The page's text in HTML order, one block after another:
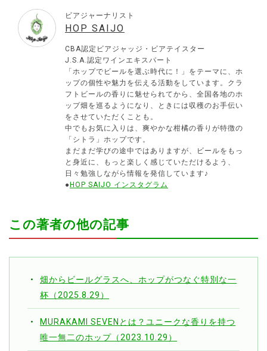
ビアジャーナリスト
HOP SAIJO
CBA認定ビアジャッジ・ビアテイスター
J.S.A.認定ワインエキスパート
「ホップでビールを選ぶ時代に！」をテーマに、ホ
ップの個性や魅力を伝える活動をしています。クラ
フトビールの香りに魅せられてから、全国各地のホ
ップ畑を巡るようになり、ときには収穫のお手伝い
をさせていただくことも。
中でもお気に入りは、爽やかな柑橘の香りが特徴の
「シトラ」ホップです。
まだまだ学びの途中ではありますが、ビールをもっ
と身近に、もっと楽しく感じていただけるよう、
日々勉強しながら情報を発信しています♪
● HOP SAIJO インスタグラム
この著者の他の記事
畑からビールグラスへ、ホップがつなぐ特別な一
杯（2025.8.29）
MURAKAMI SEVENとは？ユニークな香りを持つ
唯一無二のホップ（2023.10.29）